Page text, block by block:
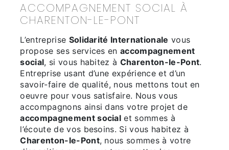
ACCOMPAGNEMENT SOCIAL À
CHARENTON-LE-PONT
L’entreprise Solidarité Internationale vous
propose ses services enaccompagnement
social, si vous habitez à Charenton-le-Pont.
Entreprise usant d’une expérience et d’un
savoir-faire de qualité, nous mettons tout en
oeuvre pour vous satisfaire. Nous vous
accompagnons ainsi dans votre projet de
accompagnement social et sommes à
l’écoute de vos besoins. Si vous habitez à
Charenton-le-Pont, nous sommes à votre